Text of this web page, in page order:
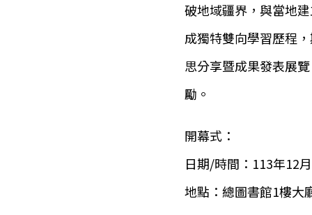
破地域疆界，與當地
成獨特雙向學習歷程
思分享暨成果發表展
勵。
開幕式：
日期/時間：113年12
地點：總圖書館1樓大